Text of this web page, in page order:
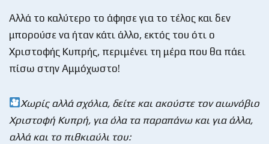
Αλλά το καλύτερο το άφησε για το τέλος και δεν
μπορούσε να ήταν κάτι άλλο, εκτός του ότι ο
Χριστοφής Κυπρής, περιμένει τη μέρα που θα πάει
πίσω στην Αμμόχωστο!
Χωρίς αλλά σχόλια, δείτε και ακούστε τον αιωνόβιο
Χριστοφή Κυπρή, για όλα τα παραπάνω και για άλλα,
αλλά και το πιθκιαύλι του: